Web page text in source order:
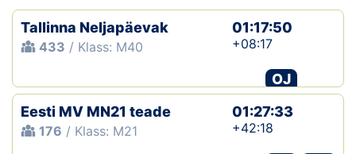
Koondised
Tule klubisse!
Tulemused
Dokumendid
Tallinna Neljapäevak
433 / Klass: M40
01:17:50
+08:17
OJ
Eesti MV MN21 teade
176 / Klass: M21
01:27:33
+42:18